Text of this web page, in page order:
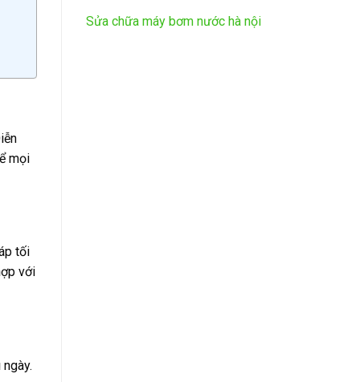
mọi
tối
với
Sửa chữa máy bơm nước hà nội